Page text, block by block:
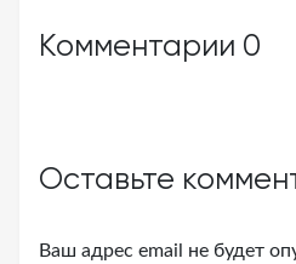
Комментарии 0
Оставьте
Ваш адрес email не будет